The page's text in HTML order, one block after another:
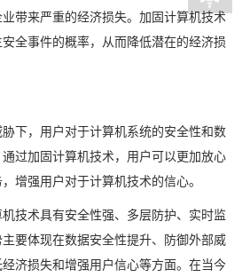
带来严重的经济损失。加固计算机技术
全事件的概率，从而降低潜在的经济损
，用户对于计算机系统的安全性和数
过加固计算机技术，用户可以更加放心
增强用户对于计算机技术的信心。
术具有安全性强、多层防护、实时监
要体现在数据安全性提升、防御外部威
济损失和增强用户信心等方面。在当今